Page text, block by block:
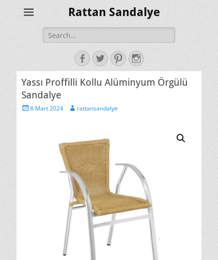
Rattan Sandalye
Search
for:
Facebook
TwitterPinterestInstagram
Yassı Proffilli Kollu Alüminyum Örgülü
Sandalye
Posted8 Mart 2024 Authorrattansandalye